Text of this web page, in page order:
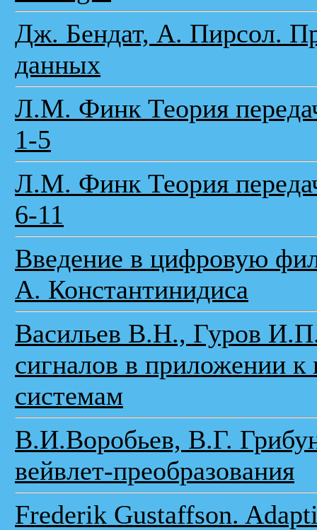
Дж. Бендат, А. Пирсол.
данных
Л.М. Финк Теория
1-5
Л.М. Финк Теория
6-11
Введение в цифровую
А. Константинидиса
Васильев В.Н., Гуров
сигналов в приложении
системам
В.И.Воробьев, В.Г.
вейвлет-преобразования
Frederik Gustaffson.